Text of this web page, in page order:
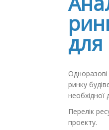
для
ринку
необхідної
Перелік
проекту.